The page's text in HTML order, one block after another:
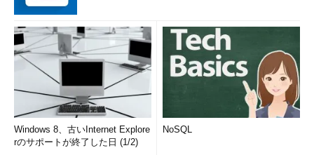
Windows 8、古いInternet Explore
rのサポートが終了した日 (1/2)
NoSQL